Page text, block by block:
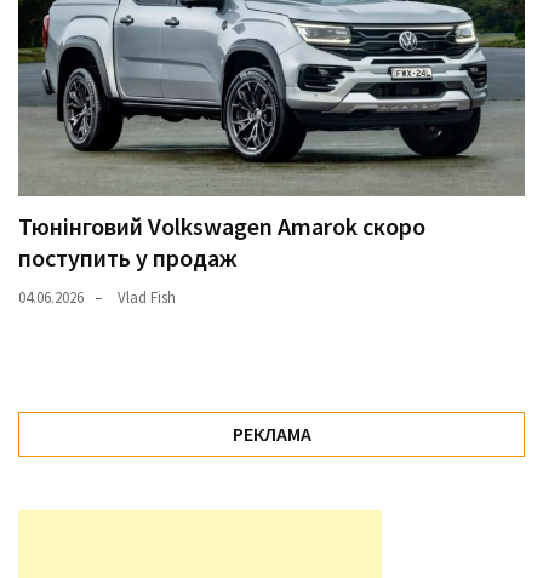
Тюнінговий Volkswagen Amarok скоро
поступить у продаж
04.06.2026 Vlad Fish
РЕКЛАМА